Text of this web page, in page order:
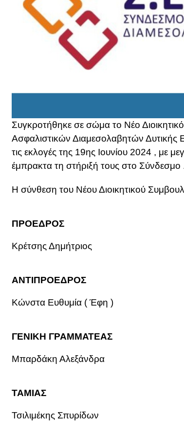
Συγκροτήθηκε σε σώμα το Νέο
Ασφαλιστικών Διαμεσολαβητών
τις εκλογές της 19ης Ιουνίου 2024 , με
έμπρακτα τη στήριξή τους στο Σύνδεσμο
Η σύνθεση του Νέου Διοικητικού
ΠΡΟΕΔΡΟΣ
Κρέτσης Δημήτριος
ΑΝΤΙΠΡΟΕΔΡΟΣ
Κώνστα Ευθυμία ( Έφη )
ΓΕΝΙΚΗ ΓΡΑΜΜΑΤΕΑΣ
Μπαρδάκη Αλεξάνδρα
ΤΑΜΙΑΣ
Τσιλιμέκης Σπυρίδων